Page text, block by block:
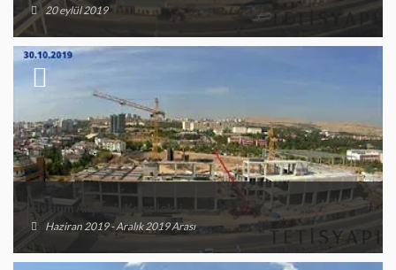
20 eylül 2019
Elysium Alışveriş Kompleksi
Haziran 2019 - Aralık 2019 Arası